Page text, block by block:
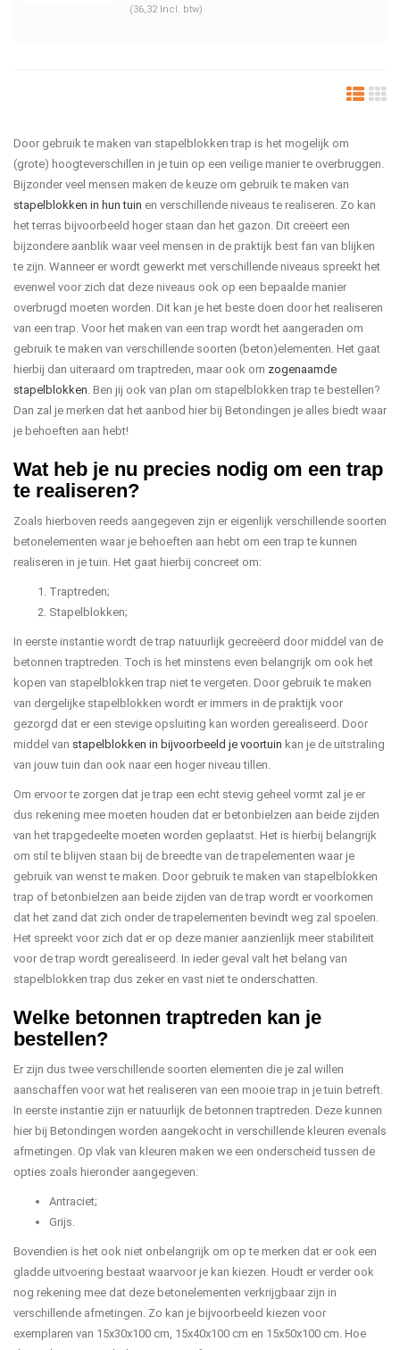
(36,32 Incl. btw)
Door gebruik te maken van stapelblokken trap is het mogelijk om
(grote) hoogteverschillen in je tuin op een veilige manier te overbruggen.
Bijzonder veel mensen maken de keuze om gebruik te maken van
stapelblokken in hun tuin en verschillende niveaus te realiseren. Zo kan
het terras bijvoorbeeld hoger staan dan het gazon. Dit creëert een
bijzondere aanblik waar veel mensen in de praktijk best fan van blijken
te zijn. Wanneer er wordt gewerkt met verschillende niveaus spreekt het
evenwel voor zich dat deze niveaus ook op een bepaalde manier
overbrugd moeten worden. Dit kan je het beste doen door het realiseren
van een trap. Voor het maken van een trap wordt het aangeraden om
gebruik te maken van verschillende soorten (beton)elementen. Het gaat
hierbij dan uiteraard om traptreden, maar ook om zogenaamde
stapelblokken. Ben jij ook van plan om stapelblokken trap te bestellen?
Dan zal je merken dat het aanbod hier bij Betondingen je alles biedt waar
je behoeften aan hebt!
Wat heb je nu precies nodig om een trap
te realiseren?
Zoals hierboven reeds aangegeven zijn er eigenlijk verschillende soorten
betonelementen waar je behoeften aan hebt om een trap te kunnen
realiseren in je tuin. Het gaat hierbij concreet om:
Traptreden;
Stapelblokken;
In eerste instantie wordt de trap natuurlijk gecreëerd door middel van de
betonnen traptreden. Toch is het minstens even belangrijk om ook het
kopen van stapelblokken trap niet te vergeten. Door gebruik te maken
van dergelijke stapelblokken wordt er immers in de praktijk voor
gezorgd dat er een stevige opsluiting kan worden gerealiseerd. Door
middel van stapelblokken in bijvoorbeeld je voortuin kan je de uitstraling
van jouw tuin dan ook naar een hoger niveau tillen.
Om ervoor te zorgen dat je trap een echt stevig geheel vormt zal je er
dus rekening mee moeten houden dat er betonbielzen aan beide zijden
van het trapgedeelte moeten worden geplaatst. Het is hierbij belangrijk
om stil te blijven staan bij de breedte van de trapelementen waar je
gebruik van wenst te maken. Door gebruik te maken van stapelblokken
trap of betonbielzen aan beide zijden van de trap wordt er voorkomen
dat het zand dat zich onder de trapelementen bevindt weg zal spoelen.
Het spreekt voor zich dat er op deze manier aanzienlijk meer stabiliteit
voor de trap wordt gerealiseerd. In ieder geval valt het belang van
stapelblokken trap dus zeker en vast niet te onderschatten.
Welke betonnen traptreden kan je
bestellen?
Er zijn dus twee verschillende soorten elementen die je zal willen
aanschaffen voor wat het realiseren van een mooie trap in je tuin betreft.
In eerste instantie zijn er natuurlijk de betonnen traptreden. Deze kunnen
hier bij Betondingen worden aangekocht in verschillende kleuren evenals
afmetingen. Op vlak van kleuren maken we een onderscheid tussen de
opties zoals hieronder aangegeven:
Antraciet;
Grijs.
Bovendien is het ook niet onbelangrijk om op te merken dat er ook een
gladde uitvoering bestaat waarvoor je kan kiezen. Houdt er verder ook
nog rekening mee dat deze betonelementen verkrijgbaar zijn in
verschillende afmetingen. Zo kan je bijvoorbeeld kiezen voor
exemplaren van 15x30x100 cm, 15x40x100 cm en 15x50x100 cm. Hoe